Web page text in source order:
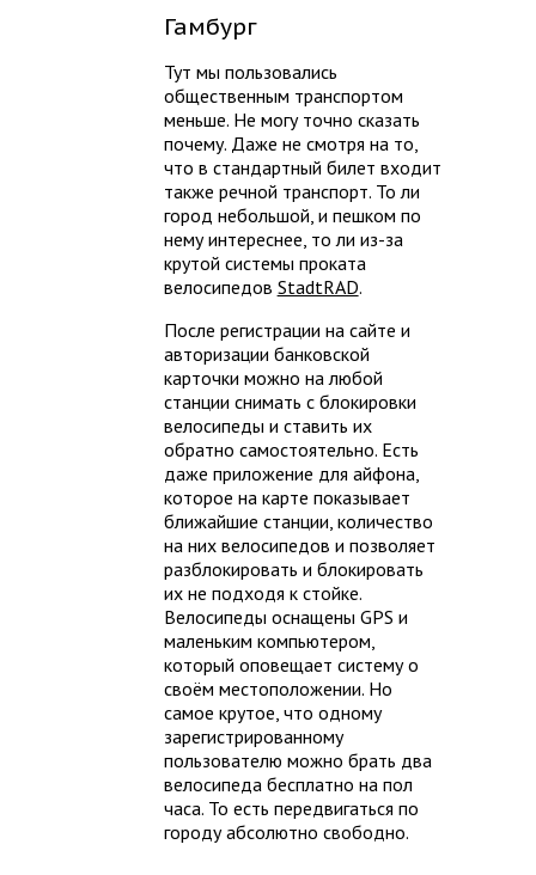
Гамбург
Тут мы пользовались
общественным транспортом
меньше. Не могу точно сказать
почему. Даже не смотря на то,
что в стандартный билет входит
также речной транспорт. То ли
город небольшой, и пешком по
нему интереснее, то ли из-за
крутой системы проката
велосипедов StadtRAD.
После регистрации на сайте и
авторизации банковской
карточки можно на любой
станции снимать с блокировки
велосипеды и ставить их
обратно самостоятельно. Есть
даже приложение для айфона,
которое на карте показывает
ближайшие станции, количество
на них велосипедов и позволяет
разблокировать и блокировать
их не подходя к стойке.
Велосипеды оснащены GPS и
маленьким компьютером,
который оповещает систему о
своём местоположении. Но
самое крутое, что одному
зарегистрированному
пользователю можно брать два
велосипеда бесплатно на пол
часа. То есть передвигаться по
городу абсолютно свободно.